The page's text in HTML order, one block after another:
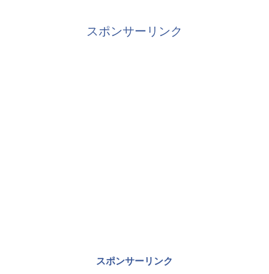
スポンサーリンク
スポンサーリンク